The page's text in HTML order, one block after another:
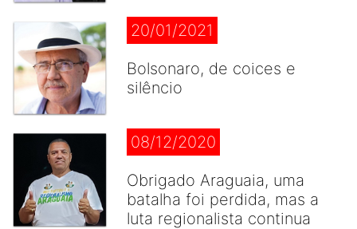
20/01/2021
Bolsonaro, de coices e
silêncio
08/12/2020
Obrigado Araguaia, uma
batalha foi perdida, mas a
luta regionalista continua